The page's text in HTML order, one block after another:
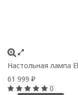
Настольная лампа
61 999 ₽
0